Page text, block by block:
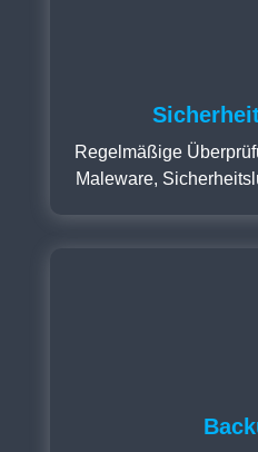
Regelmäßige
Maleware,